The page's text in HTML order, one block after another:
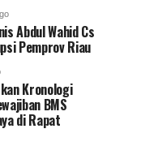
Abdul Wahid Cs
Pemprov Riau
Kronologi
BMS
di Rapat